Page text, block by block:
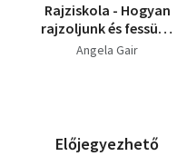
Rajziskola - Hogyan
rajzoljunk és fessünk
EMBEREKET ?
Angela Gair
Előjegyezhető